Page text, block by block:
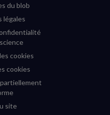
du blob
légales
cookies
cookies
site